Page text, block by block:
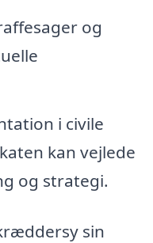
og
i civile
kan vejlede
og strategi.
sin